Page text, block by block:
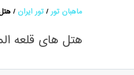
ماهبان تور تور ایران
هتل های قلعه